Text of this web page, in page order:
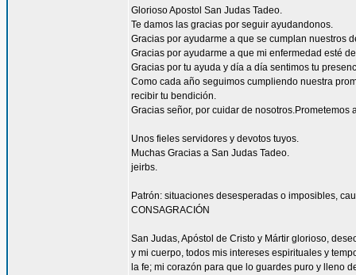
Glorioso Apostol San Judas Tadeo.
Te damos las gracias por seguir ayudandonos.
Gracias por ayudarme a que se cumplan nuestros
Gracias por ayudarme a que mi enfermedad esté
Gracias por tu ayuda y día a día sentimos tu
Como cada año seguimos cumpliendo nuestra
recibir tu bendición.
Gracias señor, por cuidar de
Unos fieles servidores y devotos tuyos.
Muchas Gracias a San Judas Tadeo.
jeirbs.
Patrón: situaciones desesperadas o imposibles,
CONSAGRACIÓN
San Judas, Apóstol de Cristo y Mártir glorioso,
y mi cuerpo, todos mis intereses espirituales y
la fe; mi corazón para que lo guardes puro y lleno